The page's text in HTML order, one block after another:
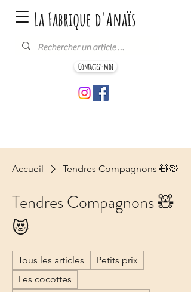
Contactez-moi
La Fabrique d'Anaïs
Accueil Tendres Compagnons 🧸😻
Tendres Compagnons 🧸
😻
Tous les articles
Petits prix
Les cocottes